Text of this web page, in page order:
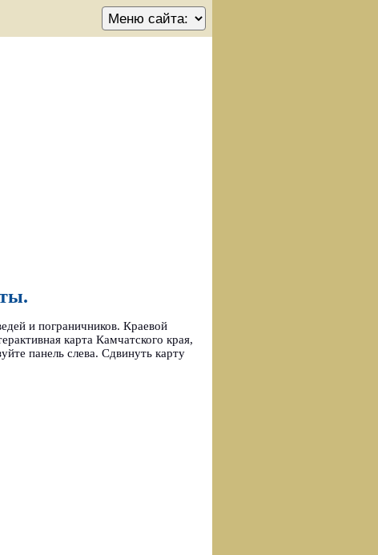
и пограничников. Краевой
карта Камчатского края,
панель слева. Сдвинуть карту